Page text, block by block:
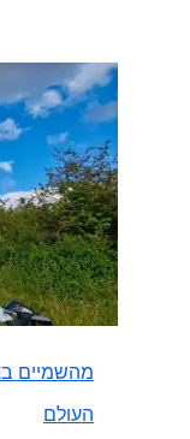
מהשמיים
העולם